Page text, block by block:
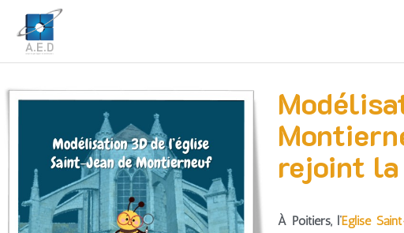
rejoint
À Poitiers, l’Église